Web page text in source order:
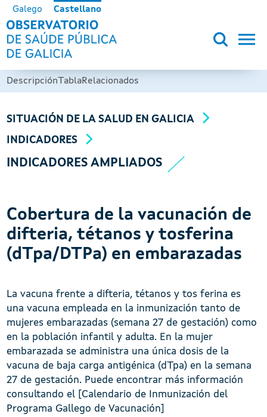
Pasar al contenido principal
Galego Castellano
OBSERVATORIO DE SALUD
DescripciónTablaRelacionados
SITUACIÓN DE LA SALUD EN GALICIA
INDICADORES
INDICADORES AMPLIADOS
Cobertura de la vacunación de
difteria, tétanos y tosferina
(dTpa/DTPa) en embarazadas
La vacuna frente a difteria, tétanos y tos ferina es
una vacuna empleada en la inmunización tanto de
mujeres embarazadas (semana 27 de gestación) como
en la población infantil y adulta. En la mujer
embarazada se administra una única dosis de la
vacuna de baja carga antigénica (dTpa) en la semana
27 de gestación. Puede encontrar más información
consultando el [Calendario de Inmunización del
Programa Gallego de Vacunación]